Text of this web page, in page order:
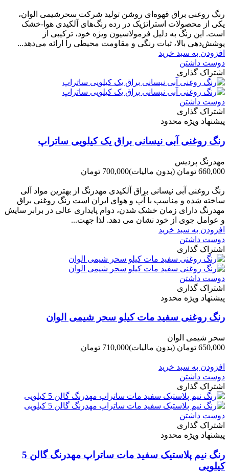
رنگ روغنی براق قهوه‌ای روشن تولید شرکت سحرشیمی الوان،
یکی از محصولات استراتژیک در رده رنگ‌های آلکیدی هوا-خشک
است. این رنگ به دلیل فرمولاسیون ویژه خود، ترکیبی از
پوشش‌دهی بالا، ثبات رنگی و مقاومت محیطی را ارائه می‌دهد...
افزودن به سبد خرید
دوست داشتن
اشتراک گذاری
دوست داشتن
اشتراک گذاری
پیشنهاد ویژه محدود
رنگ روغنی آبی نیسانی براق یک کیلویی ساتراپ
مهدرنگ پردیس
660,000 تومان
(بدون مالیات)700,000 تومان
رنگ روغنی آبی نیسانی براق آلکیدی مهدرنگ از بهترین مواد آلی
ساخته شده و مناسب با آب و هوای ایران است رنگ روغنی براق
مهدرنگ دارای زﻣﺎن ﺧﺸﮏ ﺷﺪن، دوام ﭘﺎﯾﺪاری عالی در ﺑﺮاﺑﺮ ﺳﺎﯾﺶ
و ﻋﻮاﻣﻞ ﺟﻮی از ﺧﻮد ﻧﺸﺎن ﻣﯽ دﻫﺪ. ﻟﺬا ﺟﻬﺖ...
افزودن به سبد خرید
دوست داشتن
اشتراک گذاری
دوست داشتن
اشتراک گذاری
پیشنهاد ویژه محدود
رنگ روغنی سفید مات کیلو سحر شیمی الوان
سحر شیمی الوان
650,000 تومان
(بدون مالیات)710,000 تومان
افزودن به سبد خرید
دوست داشتن
اشتراک گذاری
دوست داشتن
اشتراک گذاری
پیشنهاد ویژه محدود
رنگ نیم پلاستیک سفید مات ساتراپ مهدرنگ گالن 5
کیلویی